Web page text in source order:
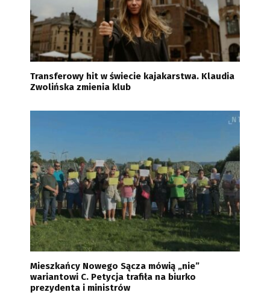
Transferowy hit w świecie kajakarstwa. Klaudia
Zwolińska zmienia klub
Mieszkańcy Nowego Sącza mówią „nie”
wariantowi C. Petycja trafiła na biurko
prezydenta i ministrów